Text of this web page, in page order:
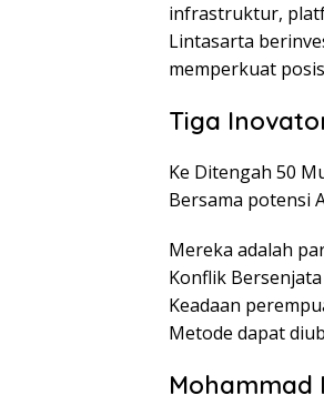
infrastruktur,
Lintasarta
memperkuat
Tiga
Ke Ditengah 50
Bersama potensi
Mereka adalah
Konflik
Keadaan
Metode dapat
Mohammad